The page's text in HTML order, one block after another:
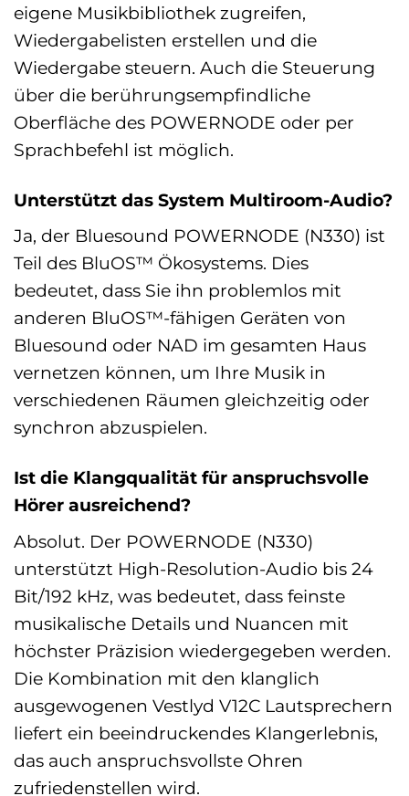
eigene Musikbibliothek zugreifen,
Wiedergabelisten erstellen und die
Wiedergabe steuern. Auch die Steuerung
über die berührungsempfindliche
Oberfläche des POWERNODE oder per
Sprachbefehl ist möglich.
Unterstützt das System Multiroom-Audio?
Ja, der Bluesound POWERNODE (N330) ist
Teil des BluOS™ Ökosystems. Dies
bedeutet, dass Sie ihn problemlos mit
anderen BluOS™-fähigen Geräten von
Bluesound oder NAD im gesamten Haus
vernetzen können, um Ihre Musik in
verschiedenen Räumen gleichzeitig oder
synchron abzuspielen.
Ist die Klangqualität für anspruchsvolle
Hörer ausreichend?
Absolut. Der POWERNODE (N330)
unterstützt High-Resolution-Audio bis 24
Bit/192 kHz, was bedeutet, dass feinste
musikalische Details und Nuancen mit
höchster Präzision wiedergegeben werden.
Die Kombination mit den klanglich
ausgewogenen Vestlyd V12C Lautsprechern
liefert ein beeindruckendes Klangerlebnis,
das auch anspruchsvollste Ohren
zufriedenstellen wird.